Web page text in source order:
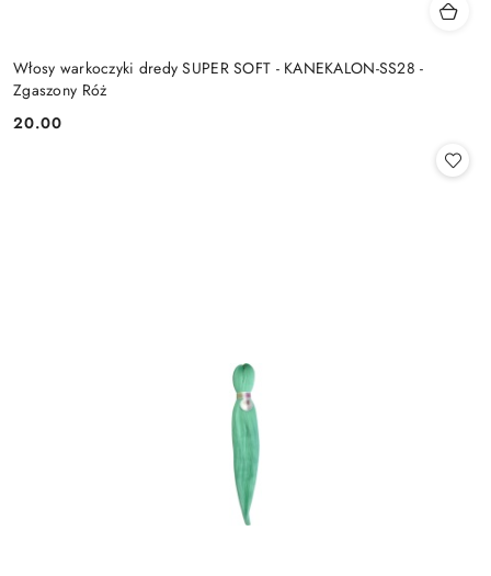
Włosy warkoczyki dredy SUPER SOFT - KANEKALON-SS28 -
Zgaszony Róż
Cena:
20.00